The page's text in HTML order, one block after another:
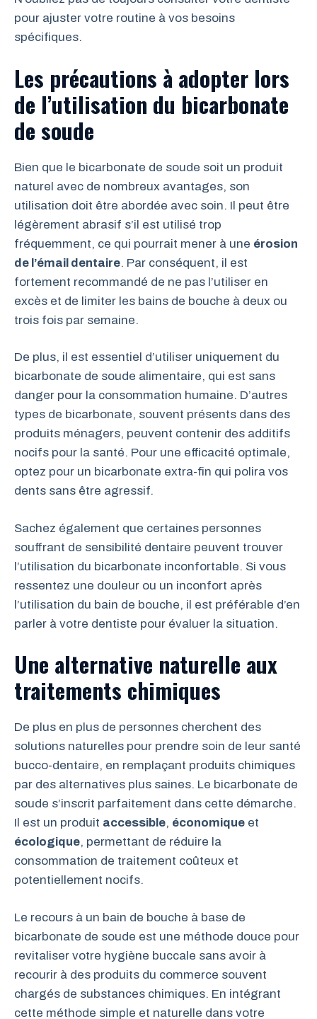
pour ajuster votre routine à vos besoins
spécifiques.
Les précautions à adopter lors
de l’utilisation du bicarbonate
de soude
Bien que le bicarbonate de soude soit un produit
naturel avec de nombreux avantages, son
utilisation doit être abordée avec soin. Il peut être
légèrement abrasif s’il est utilisé trop
fréquemment, ce qui pourrait mener à une érosion
de l’émail dentaire. Par conséquent, il est
fortement recommandé de ne pas l’utiliser en
excès et de limiter les bains de bouche à deux ou
trois fois par semaine.
De plus, il est essentiel d’utiliser uniquement du
bicarbonate de soude alimentaire, qui est sans
danger pour la consommation humaine. D’autres
types de bicarbonate, souvent présents dans des
produits ménagers, peuvent contenir des additifs
nocifs pour la santé. Pour une efficacité optimale,
optez pour un bicarbonate extra-fin qui polira vos
dents sans être agressif.
Sachez également que certaines personnes
souffrant de sensibilité dentaire peuvent trouver
l’utilisation du bicarbonate inconfortable. Si vous
ressentez une douleur ou un inconfort après
l’utilisation du bain de bouche, il est préférable d’en
parler à votre dentiste pour évaluer la situation.
Une alternative naturelle aux
traitements chimiques
De plus en plus de personnes cherchent des
solutions naturelles pour prendre soin de leur santé
bucco-dentaire, en remplaçant produits chimiques
par des alternatives plus saines. Le bicarbonate de
soude s’inscrit parfaitement dans cette démarche.
Il est un produit accessible, économique et
écologique, permettant de réduire la
consommation de traitement coûteux et
potentiellement nocifs.
Le recours à un bain de bouche à base de
bicarbonate de soude est une méthode douce pour
revitaliser votre hygiène buccale sans avoir à
recourir à des produits du commerce souvent
chargés de substances chimiques. En intégrant
cette méthode simple et naturelle dans votre